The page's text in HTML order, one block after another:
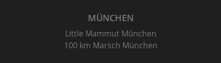
MÜNCHEN
Little Mammut München
100 km Marsch München